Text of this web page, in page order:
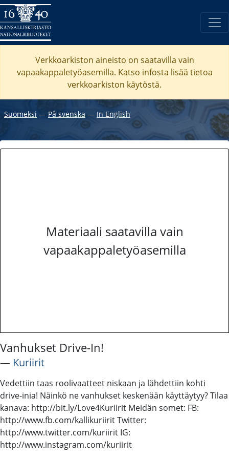
Verkkoarkiston aineisto on saatavilla vain
vapaakappaletyöasemilla. Katso infosta lisää tietoa
verkkoarkiston käytöstä.
Suomeksi ― På svenska ― In English
Materiaali saatavilla vain
vapaakappaletyöasemilla
Vanhukset Drive-In!
― Kuriirit
Vedettiin taas roolivaatteet niskaan ja lähdettiin kohti
drive-inia! Näinkö ne vanhukset keskenään käyttäytyy? Tilaa
kanava: http://bit.ly/Love4Kuriirit Meidän somet: FB:
http://www.fb.com/kallikuriirit Twitter:
http://www.twitter.com/kuriirit IG:
http://www.instagram.com/kuriirit